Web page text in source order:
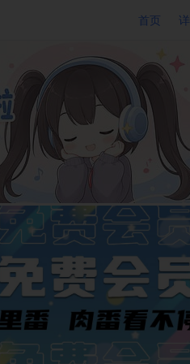
首页